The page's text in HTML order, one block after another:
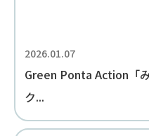
2026.01.07
Green Ponta Action「
ク...